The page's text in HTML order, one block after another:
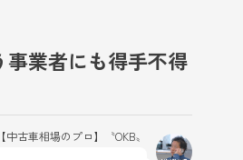
事業者にも得手不得
【中古車相場のプロ】〝OKB〟